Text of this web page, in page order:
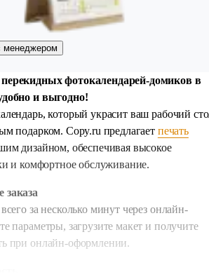
менеджером
фотокалендарей-домиков в
и выгодно!
который украсит ваш рабочий
подарком. Copy.ru предлагает печать
дизайном, обеспечивая высокое
и комфортное обслуживание.
заказа
за несколько минут через онлайн-
параметры, загрузите макет и получите
при онлайн-оформлении.